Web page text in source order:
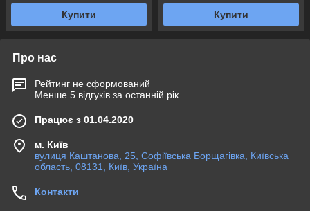
Купити Купити
Про нас
Рейтинг не сформований
Менше 5 відгуків за останній рік
Працює з 01.04.2020
м. Київ
вулиця Каштанова, 25, Софіївська Борщагівка, Київська
область, 08131, Київ, Україна
Контакти